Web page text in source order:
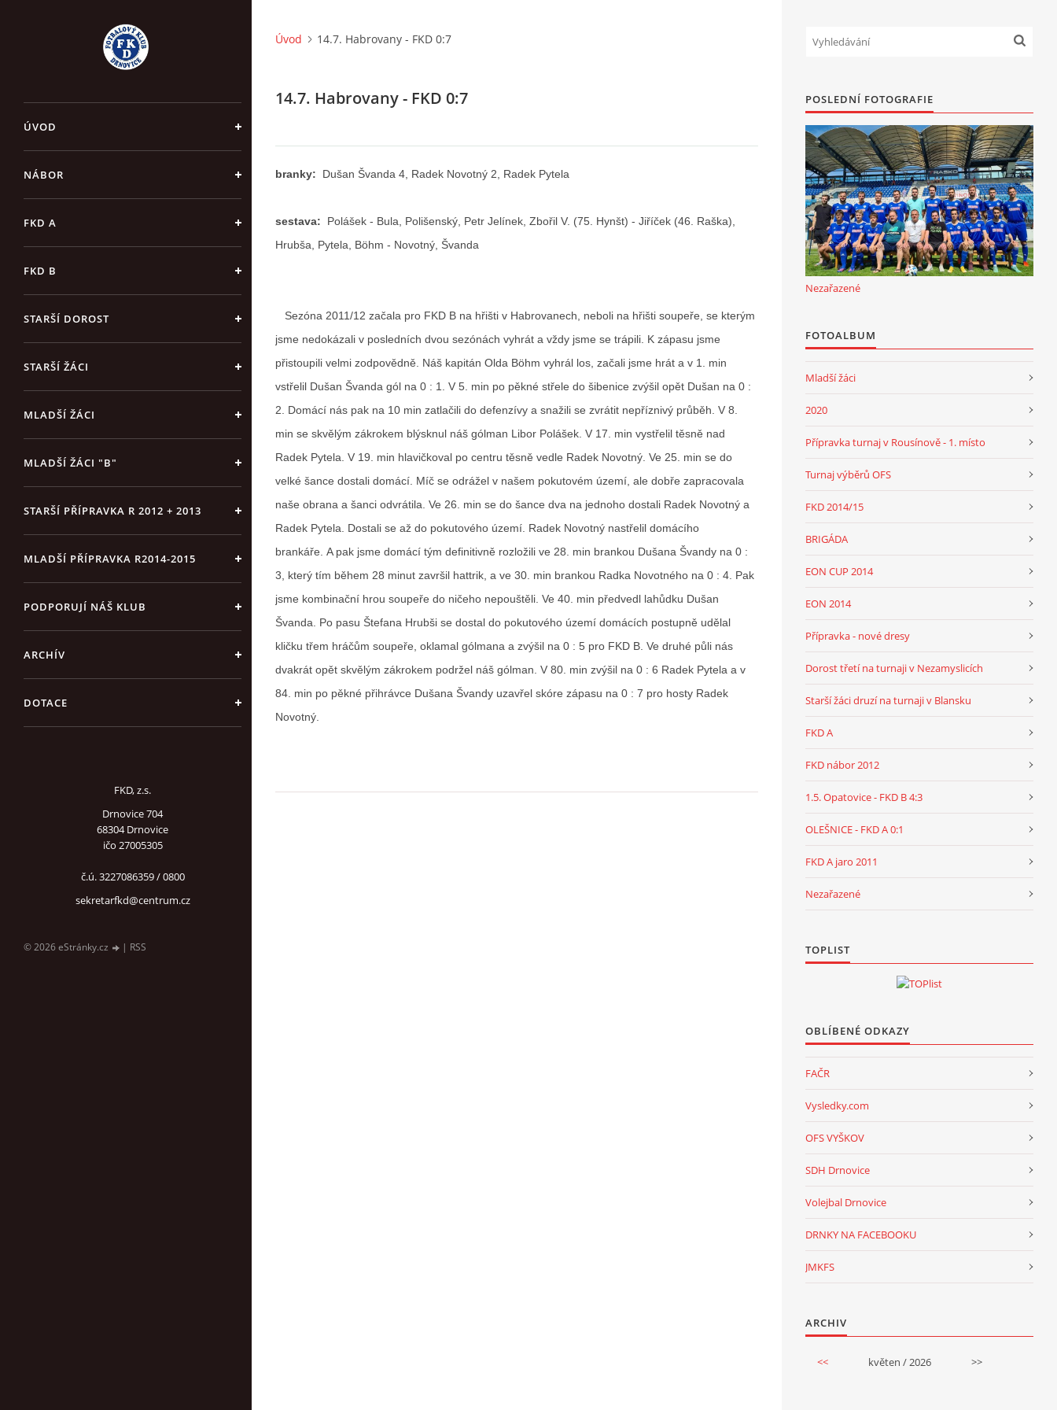
ÚVOD
NÁBOR
FKD A
FKD B
STARŠÍ DOROST
STARŠÍ ŽÁCI
MLADŠÍ ŽÁCI
MLADŠÍ ŽÁCI "B"
STARŠÍ PŘÍPRAVKA R 2012 + 2013
MLADŠÍ PŘÍPRAVKA R2014-2015
PODPORUJÍ NÁŠ KLUB
ARCHÍV
DOTACE
FKD, z.s.
Drnovice 704
68304 Drnovice
ičo 27005305
č.ú. 3227086359 / 0800
sekretarfkd@centrum.cz
© 2026 eStránky.cz | RSS
Úvod 14.7. Habrovany - FKD 0:7
14.7. Habrovany - FKD 0:7
branky: Dušan Švanda 4, Radek Novotný 2, Radek Pytela
sestava: Polášek - Bula, Polišenský, Petr Jelínek, Zbořil V. (75. Hynšt) - Jiříček (46. Raška),
Hrubša, Pytela, Böhm - Novotný, Švanda
Sezóna 2011/12 začala pro FKD B na hřišti v Habrovanech, neboli na hřišti soupeře, se kterým
jsme nedokázali v posledních dvou sezónách vyhrát a vždy jsme se trápili. K zápasu jsme
přistoupili velmi zodpovědně. Náš kapitán Olda Böhm vyhrál los, začali jsme hrát a v 1. min
vstřelil Dušan Švanda gól na 0 : 1. V 5. min po pěkné střele do šibenice zvýšil opět Dušan na 0 :
2. Domácí nás pak na 10 min zatlačili do defenzívy a snažili se zvrátit nepříznivý průběh. V 8.
min se skvělým zákrokem blýsknul náš gólman Libor Polášek. V 17. min vystřelil těsně nad
Radek Pytela. V 19. min hlavičkoval po centru těsně vedle Radek Novotný. Ve 25. min se do
velké šance dostali domácí. Míč se odrážel v našem pokutovém území, ale dobře zapracovala
naše obrana a šanci odvrátila. Ve 26. min se do šance dva na jednoho dostali Radek Novotný a
Radek Pytela. Dostali se až do pokutového území. Radek Novotný nastřelil domácího
brankáře. A pak jsme domácí tým definitivně rozložili ve 28. min brankou Dušana Švandy na 0 :
3, který tím během 28 minut završil hattrik, a ve 30. min brankou Radka Novotného na 0 : 4. Pak
jsme kombinační hrou soupeře do ničeho nepouštěli. Ve 40. min předvedl lahůdku Dušan
Švanda. Po pasu Štefana Hrubši se dostal do pokutového území domácích postupně udělal
kličku třem hráčům soupeře, oklamal gólmana a zvýšil na 0 : 5 pro FKD B. Ve druhé půli nás
dvakrát opět skvělým zákrokem podržel náš gólman. V 80. min zvýšil na 0 : 6 Radek Pytela a v
84. min po pěkné přihrávce Dušana Švandy uzavřel skóre zápasu na 0 : 7 pro hosty Radek
Novotný.
POSLEDNÍ FOTOGRAFIE
Nezařazené
FOTOALBUM
Mladší žáci
2020
Přípravka turnaj v Rousínově - 1. místo
Turnaj výběrů OFS
FKD 2014/15
BRIGÁDA
EON CUP 2014
EON 2014
Přípravka - nové dresy
Dorost třetí na turnaji v Nezamyslicích
Starší žáci druzí na turnaji v Blansku
FKD A
FKD nábor 2012
1.5. Opatovice - FKD B 4:3
OLEŠNICE - FKD A 0:1
FKD A jaro 2011
Nezařazené
TOPLIST
OBLÍBENÉ ODKAZY
FAČR
Vysledky.com
OFS VYŠKOV
SDH Drnovice
Volejbal Drnovice
DRNKY NA FACEBOOKU
JMKFS
ARCHIV
<< květen / 2026 >>